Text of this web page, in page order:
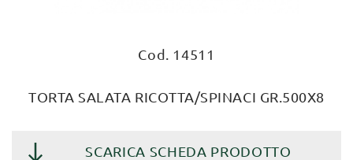
Cod. 14511
TORTA SALATA RICOTTA/SPINACI GR.500X8
SCARICA SCHEDA PRODOTTO